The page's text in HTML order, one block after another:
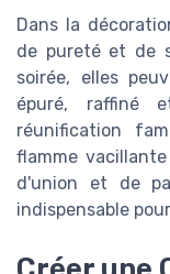
Dans la
de pureté et de
soirée, elles
épuré, raffiné
réunification
flamme
d'union et de
indispensable